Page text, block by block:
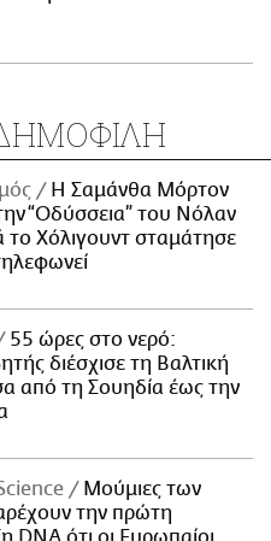
Η Σαμάνθα Μόρτον
“Οδύσσεια” του Νόλαν
το Χόλιγουντ σταμάτησε
55 ώρες στο νερό:
διέσχισε τη Βαλτική
από τη Σουηδία έως την
Μούμιες των
την πρώτη